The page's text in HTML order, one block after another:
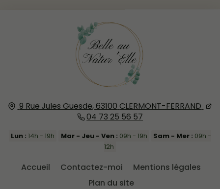
9 Rue Jules Guesde,63100 CLERMONT-FERRAND
04 73 25 56 57
Lun :14h - 19h Mar - Jeu - Ven : 09h - 19h Sam - Mer : 09h -
12h
Accueil Contactez-moi
Mentions légales
Plan du site